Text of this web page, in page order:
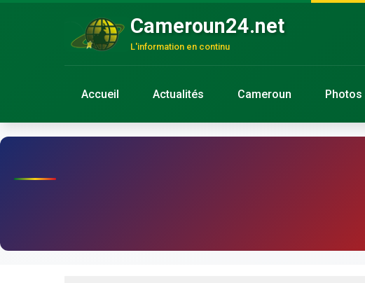
Cameroun24.net
L'information en continu
Accueil Actualités Cameroun Photos